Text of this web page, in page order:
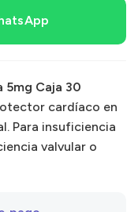
5mg Caja 30
cardíaco en
Para insuficiencia
valvular o